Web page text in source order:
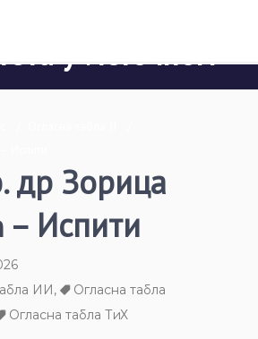
др Зорица
– Испити
ИИ,
Огласна табла
Огласна табла ТиХ